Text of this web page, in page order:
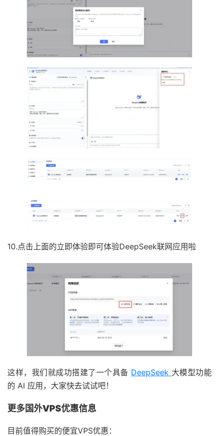
10.点击上面的立即体验即可体验DeepSeek联网应用啦
这样，我们就成功搭建了一个具备 DeepSeek 大模型功能
的 AI 应用，大家快去试试吧！
更多国外VPS优惠信息
目前值得购买的便宜VPS优惠：